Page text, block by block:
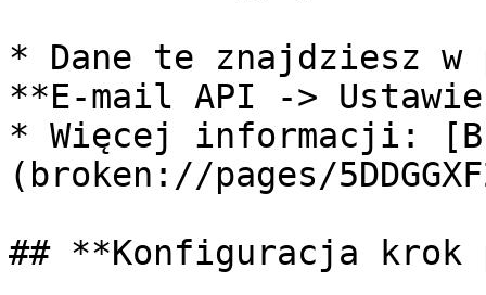
* Dane te znajdziesz w
**E-mail API ->
* Więcej informacji:
(broken://pages/
## **Konfiguracja krok